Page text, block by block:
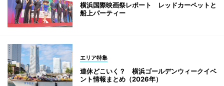
横浜国際映画祭レポート レッドカーペットと
船上パーティー
エリア特集
連休どこいく？ 横浜ゴールデンウィークイベ
ント情報まとめ（2026年）